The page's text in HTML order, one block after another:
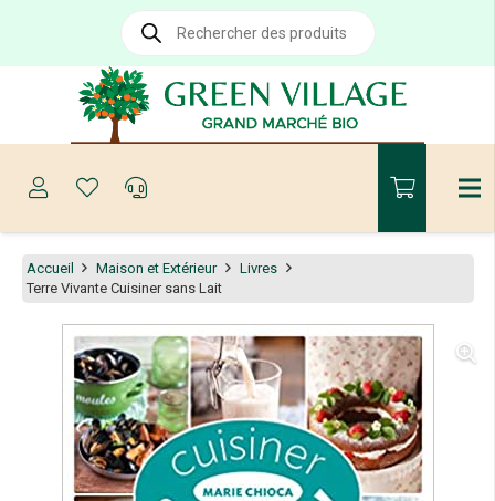
Recherche
produits
Accueil Maison et Extérieur
Livres
Terre Vivante Cuisiner sans Lait